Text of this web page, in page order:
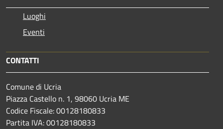
Luoghi
Eventi
CONTATTI
Comune di Ucria
Piazza Castello n. 1, 98060 Ucria ME
Codice Fiscale: 00128180833
Partita IVA: 00128180833